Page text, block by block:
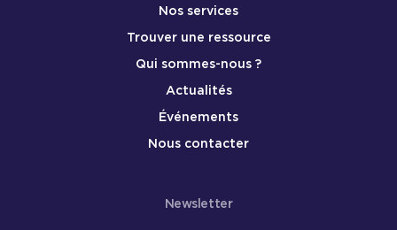
Nos services
Trouver une ressource
Qui sommes-nous ?
Actualités
Événements
Nous contacter
Newsletter